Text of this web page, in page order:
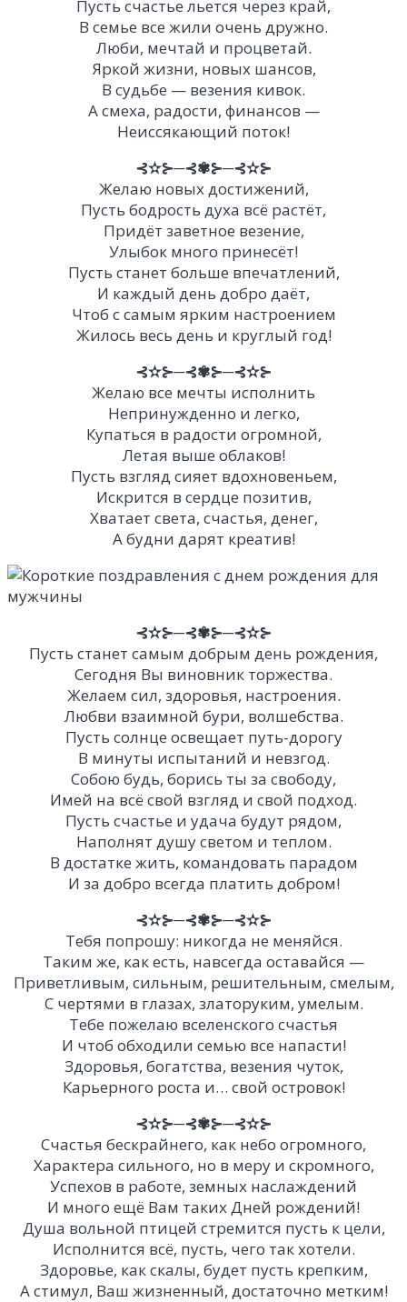
Пусть счастье льется через край,
В семье все жили очень дружно.
Люби, мечтай и процветай.
Яркой жизни, новых шансов,
В судьбе — везения кивок.
А смеха, радости, финансов —
Неиссякающий поток!
⊰✫⊱─⊰✾⊱─⊰✫⊱
Желаю новых достижений,
Пусть бодрость духа всё растёт,
Придёт заветное везение,
Улыбок много принесёт!
Пусть станет больше впечатлений,
И каждый день добро даёт,
Чтоб с самым ярким настроением
Жилось весь день и круглый год!
⊰✫⊱─⊰✾⊱─⊰✫⊱
Желаю все мечты исполнить
Непринужденно и легко,
Купаться в радости огромной,
Летая выше облаков!
Пусть взгляд сияет вдохновеньем,
Искрится в сердце позитив,
Хватает света, счастья, денег,
А будни дарят креатив!
⊰✫⊱─⊰✾⊱─⊰✫⊱
Пусть станет самым добрым день рождения,
Сегодня Вы виновник торжества.
Желаем сил, здоровья, настроения.
Любви взаимной бури, волшебства.
Пусть солнце освещает путь-дорогу
В минуты испытаний и невзгод.
Собою будь, борись ты за свободу,
Имей на всё свой взгляд и свой подход.
Пусть счастье и удача будут рядом,
Наполнят душу светом и теплом.
В достатке жить, командовать парадом
И за добро всегда платить добром!
⊰✫⊱─⊰✾⊱─⊰✫⊱
Тебя попрошу: никогда не меняйся.
Таким же, как есть, навсегда оставайся —
Приветливым, сильным, решительным, смелым,
С чертями в глазах, златоруким, умелым.
Тебе пожелаю вселенского счастья
И чтоб обходили семью все напасти!
Здоровья, богатства, везения чуток,
Карьерного роста и… свой островок!
⊰✫⊱─⊰✾⊱─⊰✫⊱
Счастья бескрайнего, как небо огромного,
Характера сильного, но в меру и скромного,
Успехов в работе, земных наслаждений
И много ещё Вам таких Дней рождений!
Душа вольной птицей стремится пусть к цели,
Исполнится всё, пусть, чего так хотели.
Здоровье, как скалы, будет пусть крепким,
А стимул, Ваш жизненный, достаточно метким!